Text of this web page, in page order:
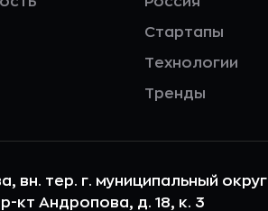
Стартапы
Технологии
Тренды
вн. тер. г. муниципальный округ
кт Андропова, д. 18, к. 3